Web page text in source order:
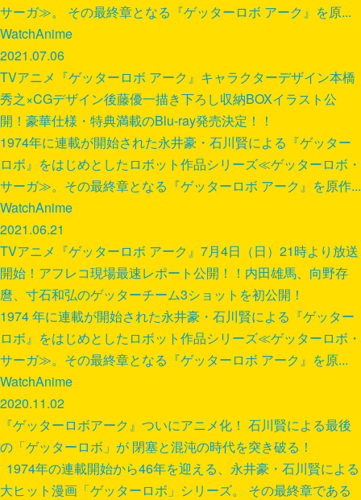
サーガ≫。 その最終章となる『ゲッターロボ アーク』を原...
WatchAnime
2021.07.06
TVアニメ『ゲッターロボ アーク』キャラクターデザイン本橋
秀之×CGデザイン後藤優一描き下ろし収納BOXイラスト公
開！豪華仕様・特典満載のBlu-ray発売決定！！
1974年に連載が開始された永井豪・石川賢による『ゲッター
ロボ』をはじめとしたロボット作品シリーズ≪ゲッターロボ・
サーガ≫。その最終章となる『ゲッターロボ アーク』を原作...
WatchAnime
2021.06.21
TVアニメ『ゲッターロボ アーク』7月4日（日）21時より放送
開始！アフレコ現場最速レポート公開！！内田雄馬、向野存
麿、寸石和弘のゲッターチーム3ショットを初公開！
1974 年に連載が開始された永井豪・石川賢による『ゲッター
ロボ』をはじめとしたロボット作品シリーズ≪ゲッターロボ・
サーガ≫。その最終章となる『ゲッターロボ アーク』を原...
WatchAnime
2020.11.02
『ゲッターロボアーク』ついにアニメ化！ 石川賢による最後
の「ゲッターロボ」が 閉塞と混沌の時代を突き破る！
1974年の連載開始から46年を迎える、永井豪・石川賢による
大ヒット漫画「ゲッターロボ」シリーズ。 その最終章である